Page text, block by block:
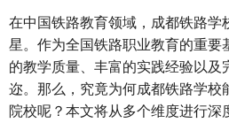
在中国铁路教育领域，成都铁路学
星。作为全国铁路职业教育的重要
的教学质量、丰富的实践经验以及
迩。那么，究竟为何成都铁路学校
院校呢？本文将从多个维度进行深